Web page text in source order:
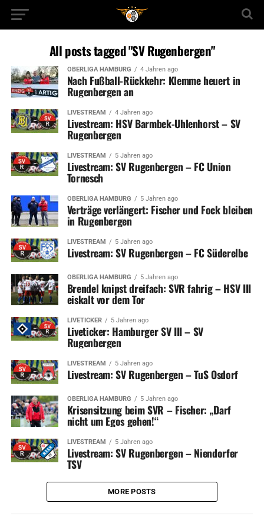
All posts tagged "SV Rugenbergen"
OBERLIGA HAMBURG 4 Jahren ago
Nach Fußball-Rückkehr: Klemme heuert in
Rugenbergen an
LIVESTREAM 4 Jahren ago
Livestream: HSV Barmbek-Uhlenhorst – SV
Rugenbergen
LIVESTREAM 5 Jahren ago
Livestream: SV Rugenbergen – FC Union
Tornesch
OBERLIGA HAMBURG 5 Jahren ago
Verträge verlängert: Fischer und Fock bleiben
in Rugenbergen
LIVESTREAM 5 Jahren ago
Livestream: SV Rugenbergen – FC Süderelbe
OBERLIGA HAMBURG 5 Jahren ago
Brendel knipst dreifach: SVR fahrig – HSV III
eiskalt vor dem Tor
LIVETICKER 5 Jahren ago
Liveticker: Hamburger SV III – SV
Rugenbergen
LIVESTREAM 5 Jahren ago
Livestream: SV Rugenbergen – TuS Osdorf
OBERLIGA HAMBURG 5 Jahren ago
Krisensitzung beim SVR – Fischer: „Darf
nicht um Egos gehen!“
LIVESTREAM 5 Jahren ago
Livestream: SV Rugenbergen – Niendorfer
TSV
MORE POSTS